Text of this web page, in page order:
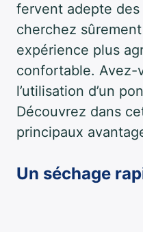
fervent adepte
cherchez
expérience plus
confortable. Avez-
l’utilisation d’un
Découvrez dans
principaux
Un séchage